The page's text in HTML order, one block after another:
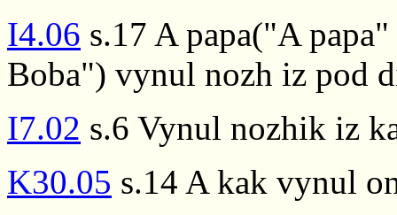
I4.06 s.17 A papa("A
Boba") vynul nozh iz pod
I7.02 s.6 Vynul nozhik iz
K30.05 s.14 A kak vynul